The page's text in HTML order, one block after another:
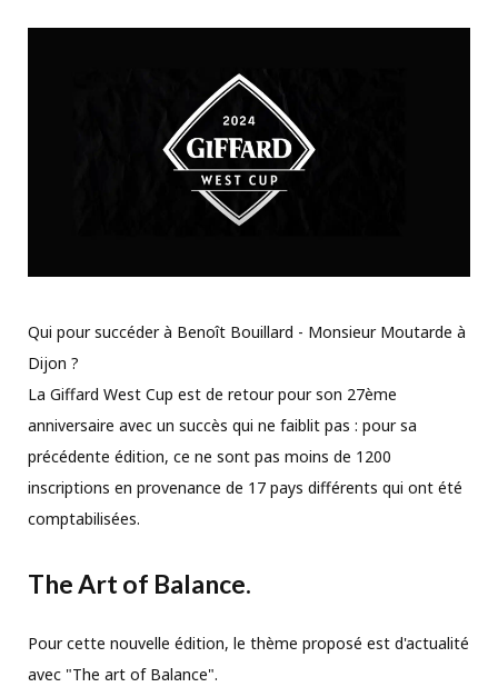
Qui pour succéder à Benoît Bouillard - Monsieur Moutarde à
Dijon ?
La Giffard West Cup est de retour pour son 27ème
anniversaire avec un succès qui ne faiblit pas : pour sa
précédente édition, ce ne sont pas moins de 1200
inscriptions en provenance de 17 pays différents qui ont été
comptabilisées.
The Art of Balance.
Pour cette nouvelle édition, le thème proposé est d'actualité
avec "The art of Balance".